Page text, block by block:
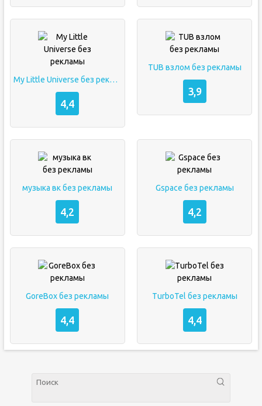
My Little Universe без рекламы
4,4
TUB взлом без рекламы
3,9
музыка вк без рекламы
4,2
Gspace без рекламы
4,2
GoreBox без рекламы
4,4
TurboTel без рекламы
4,4